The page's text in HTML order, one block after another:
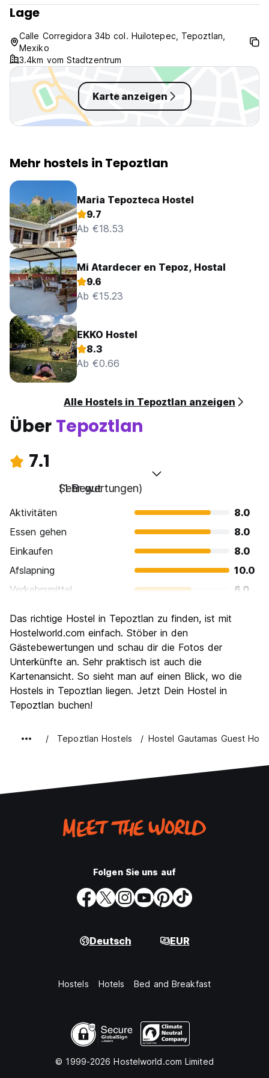
Lage
Calle Corregidora 34b col. Huilotepec, Tepoztlan,
Mexiko
3.4km vom Stadtzentrum
Karte anzeigen
Mehr hostels in Tepoztlan
Maria Tepozteca Hostel
9.7
Ab €18.53
Mi Atardecer en Tepoz, Hostal
9.6
Ab €15.23
EKKO Hostel
8.3
Ab €0.66
Alle Hostels in Tepoztlan anzeigen
Über Tepoztlan
7.1
Sehr gut
(1 Bewertungen)
Aktivitäten
8.0
Essen gehen
8.0
Einkaufen
8.0
Afslapning
10.0
Verkehrsmittel
6.0
Kultur
Nachtleben / Party
Preis-Leistungsverhältnis
Das richtige Hostel in Tepoztlan zu finden, ist mit
Hostelworld.com einfach. Stöber in den
Gästebewertungen und schau dir die Fotos der
Unterkünfte an. Sehr praktisch ist auch die
Kartenansicht. So sieht man auf einen Blick, wo die
Hostels in Tepoztlan liegen. Jetzt Dein Hostel in
Tepoztlan buchen!
Tepoztlan Hostels Hostel Gautamas Guest
Folgen Sie uns auf
Deutsch EUR
Hostels Hotels Bed and Breakfast
© 1999-2026 Hostelworld.com Limited